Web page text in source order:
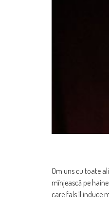
Om uns cu toate
mînjească pe
care fals îl induce